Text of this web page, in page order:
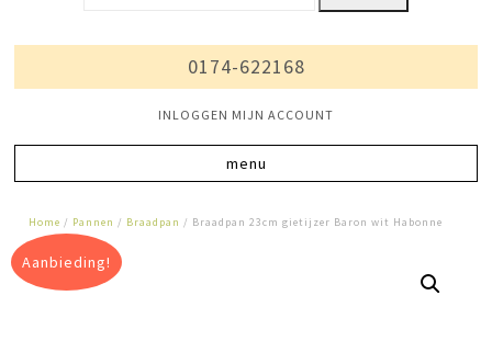
0174-622168
INLOGGEN MIJN ACCOUNT
Home / Pannen / Braadpan / Braadpan 23cm gietijzer Baron wit Habonne
Aanbieding!